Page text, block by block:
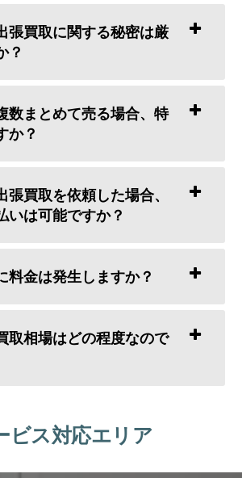
張買取に関する秘密は厳
？
数まとめて売る場合、特
か？
張買取を依頼した場合、
いは可能ですか？
料金は発生しますか？
取相場はどの程度なので
ビス対応エリア